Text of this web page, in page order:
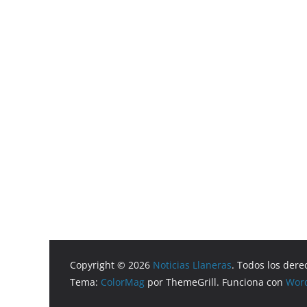
Copyright © 2026 Noticias Llaneras. Todos los
Tema: ColorMag por ThemeGrill. Funciona con